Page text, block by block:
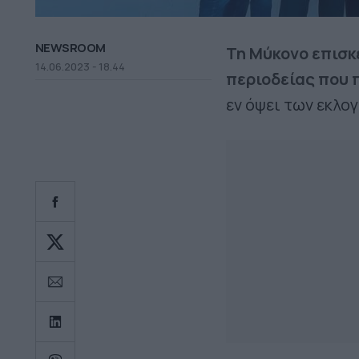
NEWSROOM
14.06.2023 - 18.44
Τη Μύκονο
περιοδείας που
εν όψει των